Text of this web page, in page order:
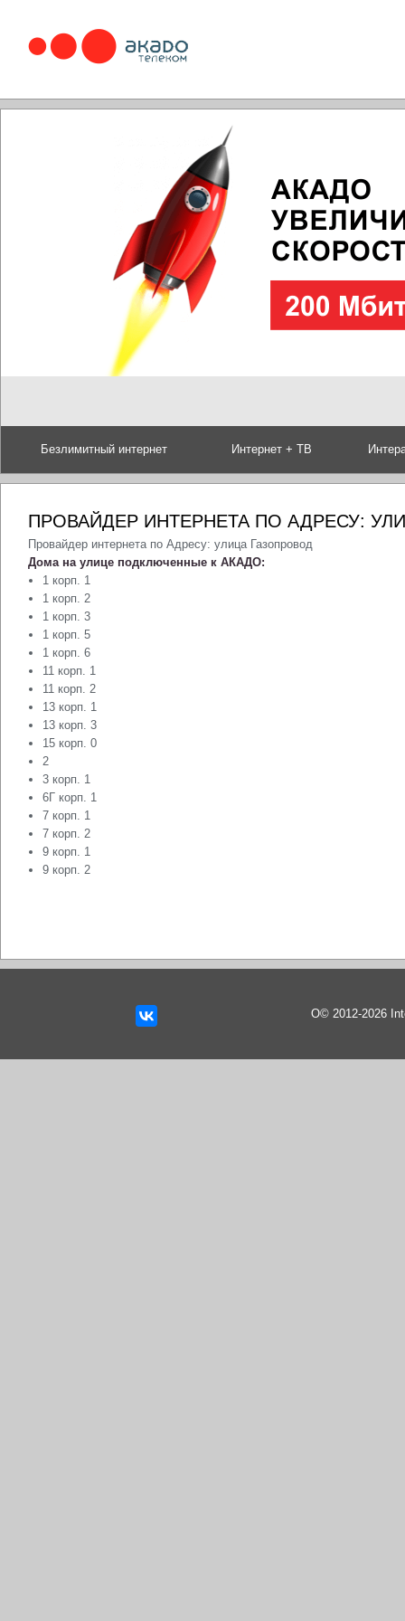
Безлимитный интернет Интернет + ТВ
ПРОВАЙДЕР ИНТЕРНЕТА ПО АДРЕСУ:
Провайдер интернета по Адресу: улица Газопровод
Дома на улице подключенные к АКАДО:
1 корп. 1
1 корп. 2
1 корп. 3
1 корп. 5
1 корп. 6
11 корп. 1
11 корп. 2
13 корп. 1
13 корп. 3
15 корп. 0
2
3 корп. 1
6Г корп. 1
7 корп. 1
7 корп. 2
9 корп. 1
9 корп. 2
О© 2012-2026